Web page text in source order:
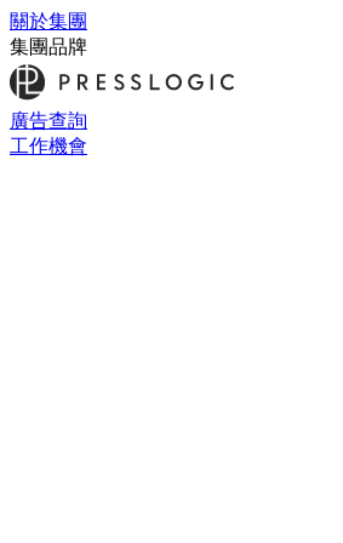
關於集團
集團品牌
廣告查詢
工作機會